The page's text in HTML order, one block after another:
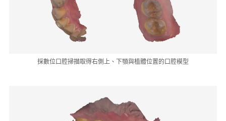
採數位口腔掃描取得右側上、下顎與植體位置的口腔模型